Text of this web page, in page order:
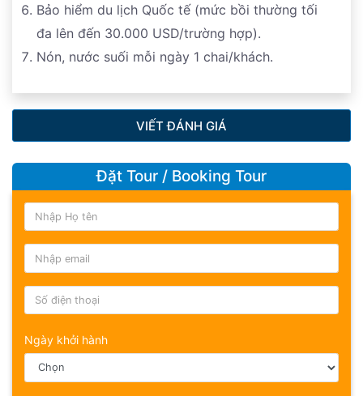
Bảo hiểm du lịch Quốc tế (mức bồi thường tối
đa lên đến 30.000 USD/trường hợp).
Nón, nước suối mỗi ngày 1 chai/khách.
VIẾT ĐÁNH GIÁ
Đặt Tour / Booking Tour
Ngày khởi hành